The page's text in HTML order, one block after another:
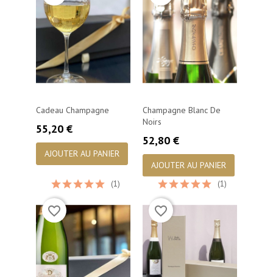
Cadeau Champagne
Prix
55,20 €
AJOUTER AU PANIER
Champagne Blanc De
Noirs
Prix
52,80 €
AJOUTER AU PANIER
(1)
favorite_border
(1)
favorite_border